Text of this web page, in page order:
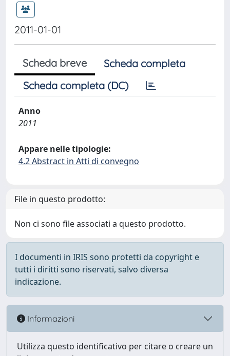
2011-01-01
Scheda breve
Scheda completa
Scheda completa (DC)
Anno
2011
Appare nelle tipologie:
4.2 Abstract in Atti di convegno
File in questo prodotto:
Non ci sono file associati a questo prodotto.
I documenti in IRIS sono protetti da copyright e
tutti i diritti sono riservati, salvo diversa
indicazione.
Informazioni
Utilizza questo identificativo per citare o creare un